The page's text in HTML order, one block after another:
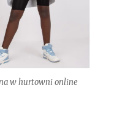
w hurtowni online